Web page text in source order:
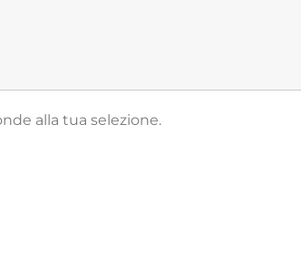
alla tua selezione.